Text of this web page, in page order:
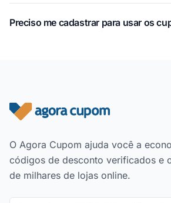
Preciso me cadastrar para usar os
Rodapé do site
O Agora Cupom ajuda você a
códigos de desconto verificados e
de milhares de lojas online.